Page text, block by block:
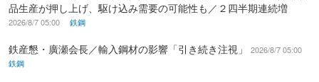
品生産が押し上げ、駆け込み需要の可能性も／２四半期連続増
2026/8/7 05:00 鉄鋼
鉄産懇・廣瀬会長／輸入鋼材の影響「引き続き注視」
2026/8/7 05:00
鉄鋼